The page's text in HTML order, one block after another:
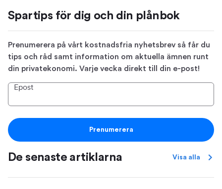
Spartips för dig och din plånbok
Prenumerera på vårt kostnadsfria nyhetsbrev så får du
tips och råd samt information om aktuella ämnen runt
din privatekonomi. Varje vecka direkt till din e-post!
Epost
Prenumerera
De senaste artiklarna Visa alla